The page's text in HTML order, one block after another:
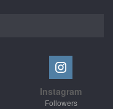
Instagram
Followers